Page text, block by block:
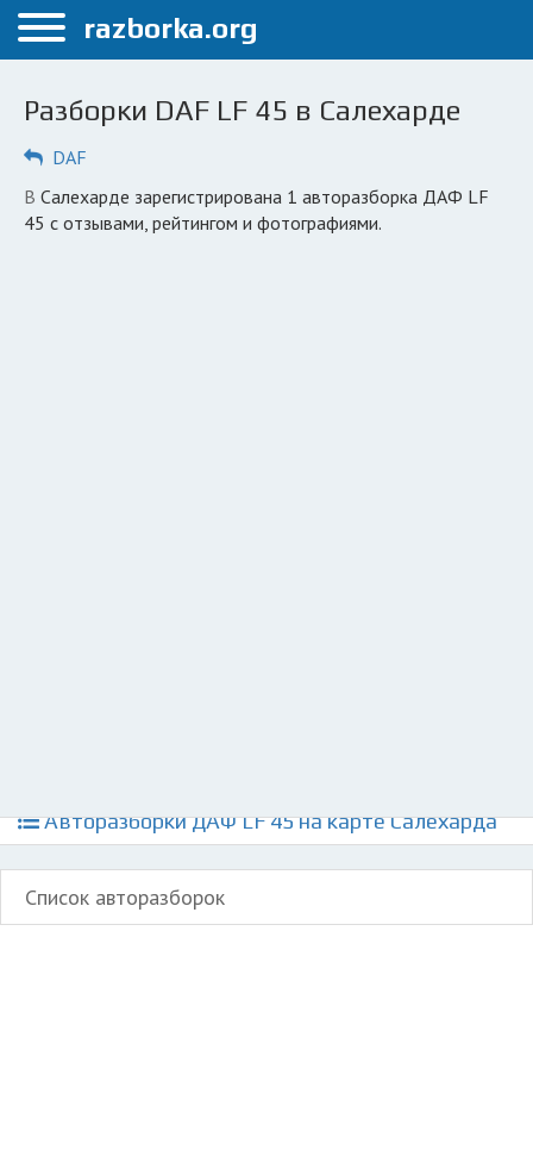
Меню
Салехард
ПОЛЬЗОВАТЕЛЯМ
Каталог разборок
Разборки DAF LF 45 в Салехарде
DAF
в Салехарде зарегистрирована 1 авторазборка ДАФ LF
45 с отзывами, рейтингом и фотографиями.
Авторазборки ДАФ LF 45 на карте Салехарда
Список авторазборок
razborka.org